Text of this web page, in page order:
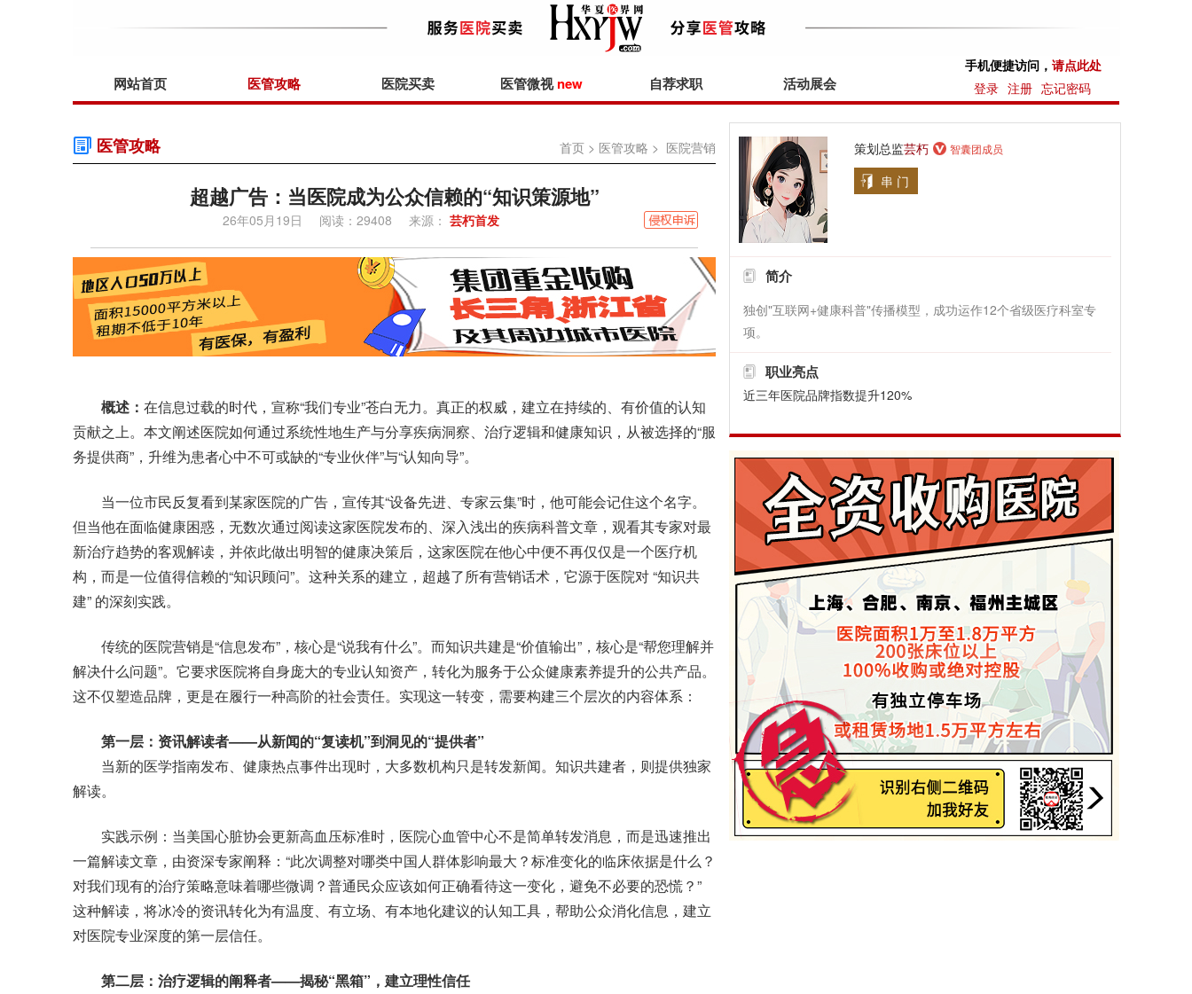
网站首页 医管攻略 医院买卖 医管微视new 自荐求职 活动展会
手机便捷访问， 请点此处
登录 注册 忘记密码
医管攻略 首页 > 医管攻略 > 医院营销
超越广告：当医院成为公众信赖的“知识策源地”
26年05月19日 阅读：29408 来源： 芸朽首发
概述： 在信息过载的时代，宣称“我们专业”苍白无力。真正的权威，建立在持续的、有价值的认知
贡献之上。本文阐述医院如何通过系统性地生产与分享疾病洞察、治疗逻辑和健康知识，从被选择的“服
务提供商”，升维为患者心中不可或缺的“专业伙伴”与“认知向导”。
当一位市民反复看到某家医院的广告，宣传其“设备先进、专家云集”时，他可能会记住这个名字。
但当他在面临健康困惑，无数次通过阅读这家医院发布的、深入浅出的疾病科普文章，观看其专家对最
新治疗趋势的客观解读，并依此做出明智的健康决策后，这家医院在他心中便不再仅仅是一个医疗机
构，而是一位值得信赖的“知识顾问”。这种关系的建立，超越了所有营销话术，它源于医院对 “知识共
建” 的深刻实践。
传统的医院营销是“信息发布”，核心是“说我有什么”。而知识共建是“价值输出”，核心是“帮您理解并
解决什么问题”。它要求医院将自身庞大的专业认知资产，转化为服务于公众健康素养提升的公共产品。
这不仅塑造品牌，更是在履行一种高阶的社会责任。实现这一转变，需要构建三个层次的内容体系：
第一层：资讯解读者——从新闻的“复读机”到洞见的“提供者”
当新的医学指南发布、健康热点事件出现时，大多数机构只是转发新闻。知识共建者，则提供独家
解读。
实践示例：当美国心脏协会更新高血压标准时，医院心血管中心不是简单转发消息，而是迅速推出
一篇解读文章，由资深专家阐释：“此次调整对哪类中国人群体影响最大？标准变化的临床依据是什么？
对我们现有的治疗策略意味着哪些微调？普通民众应该如何正确看待这一变化，避免不必要的恐慌？”
这种解读，将冰冷的资讯转化为有温度、有立场、有本地化建议的认知工具，帮助公众消化信息，建立
对医院专业深度的第一层信任。
第二层：治疗逻辑的阐释者——揭秘“黑箱”，建立理性信任
芸朽 智囊团成员
策划总监
串 门
简介
独创"互联网+健康科普"传播模型，成功运作12个省级医疗科室专
项。
职业亮点
近三年医院品牌指数提升120%